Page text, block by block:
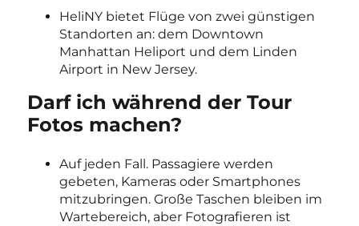
HeliNY bietet Flüge von zwei günstigen
Standorten an: dem Downtown
Manhattan Heliport und dem Linden
Airport in New Jersey.
Darf ich während der Tour
Fotos machen?
Auf jeden Fall. Passagiere werden
gebeten, Kameras oder Smartphones
mitzubringen. Große Taschen bleiben im
Wartebereich, aber Fotografieren ist